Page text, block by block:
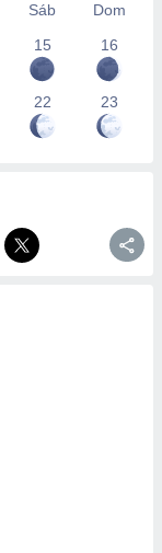
Sáb
Dom
15 16
22 23